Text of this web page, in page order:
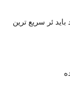
ئر سریع ترین